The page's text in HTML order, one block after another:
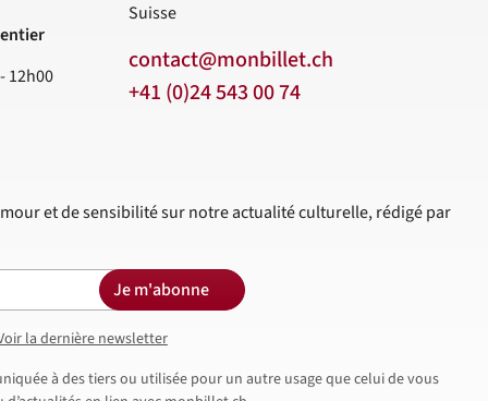
12h00
Suisse
contact@monbillet.ch
+41 (0)24 543 00 74
et de sensibilité sur notre actualité culturelle, rédigé par
Je m'abonne
la dernière newsletter
à des tiers ou utilisée pour un autre usage que celui de vous